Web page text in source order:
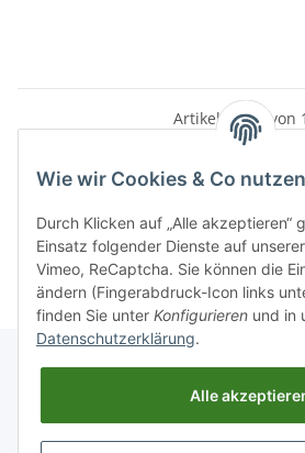
Artikel 1 - 14 von
Kategorien
Wie wir Cookies & Co nutzen
Durch Klicken auf „Alle akzeptieren“
Einsatz folgender Dienste auf
Vimeo, ReCaptcha. Sie können die
ändern (Fingerabdruck-Icon links
finden Sie unter Konfigurieren und in
Datenschutzerklärung.
Alle